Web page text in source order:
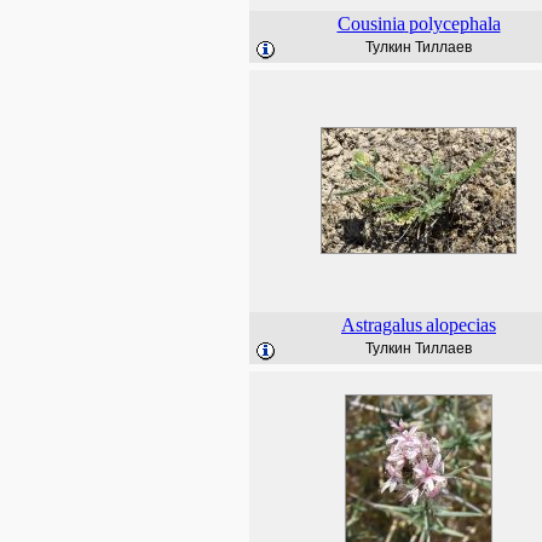
Cousinia polycephala
Тулкин Тиллаев
Astragalusalopecias
Тулкин Тиллаев